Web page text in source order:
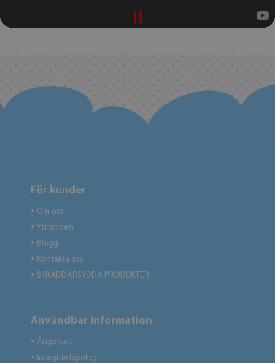
För kunder
● Om oss
● Yttranden
● Blogg
● Kontakta oss
● SKRÄDDARSYDDA PRODUKTER
Användbar information
● Ångerrätt
● Integritetspolicy